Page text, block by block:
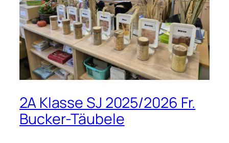
2A Klasse SJ 2025/2026 Fr.
Bucker-Täubele